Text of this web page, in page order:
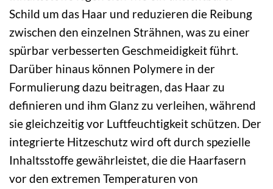
Schild um das Haar und reduzieren die Reibung
zwischen den einzelnen Strähnen, was zu einer
spürbar verbesserten Geschmeidigkeit führt.
Darüber hinaus können Polymere in der
Formulierung dazu beitragen, das Haar zu
definieren und ihm Glanz zu verleihen, während
sie gleichzeitig vor Luftfeuchtigkeit schützen. Der
integrierte Hitzeschutz wird oft durch spezielle
Inhaltsstoffe gewährleistet, die die Haarfasern
vor den extremen Temperaturen von